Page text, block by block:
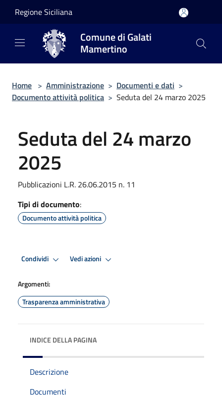
Regione Siciliana
Comune di Galati
Mamertino
Home > Amministrazione > Documenti e dati >
Documento attività politica > Seduta del 24 marzo 2025
Seduta del 24 marzo
2025
Pubblicazioni L.R. 26.06.2015 n. 11
Tipi di documento:
Documento attività politica
Condividi Vedi azioni
Argomenti:
Trasparenza amministrativa
INDICE DELLA PAGINA
Descrizione
Documenti